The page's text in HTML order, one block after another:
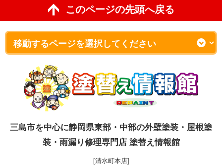
このページの先頭へ戻る
三島市を中心に静岡県東部・中部の外壁塗装・屋根塗
装・雨漏り修理専門店 塗替え情報館
[清水町本店]